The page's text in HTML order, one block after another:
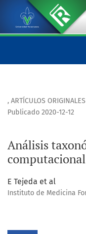
Análisis taxonómico
, ARTÍCULOS ORIGINALES
Análisis
Publicado 2020-12-12
E Tejeda et al
Instituto de Medicina